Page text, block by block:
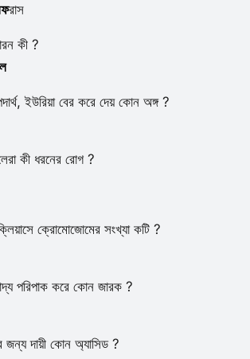
রাস
কী ?
ইউরিয়া বের করে দেয় কোন অঙ্গ ?
কী ধরনের রোগ ?
ক্রোমোজোমের সংখ্যা কটি ?
পরিপাক করে কোন জারক ?
জন্য দায়ী কোন অ্যাসিড ?